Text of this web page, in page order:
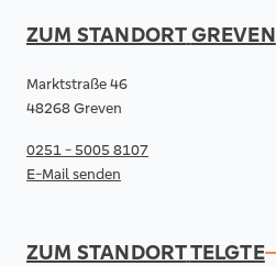
ZUM STANDORTGREVEN
Marktstraße 46
48268 Greven
0251 - 5005 8107
E-Mail senden
ZUM STANDORTTELGTE